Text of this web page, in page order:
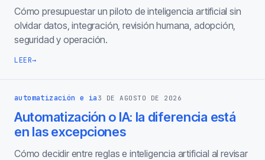
Cómo presupuestar un piloto de inteligencia artificial sin
olvidar datos, integración, revisión humana, adopción,
seguridad y operación.
LEER→
automatización e ia 3 DE AGOSTO DE 2026
Automatización o IA: la diferencia está
en las excepciones
Cómo decidir entre reglas e inteligencia artificial al revisar